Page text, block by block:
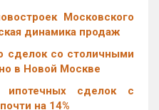
Московского
динамика продаж
сделок со столичными
в Новой Москве
ипотечных сделок с
на 14%